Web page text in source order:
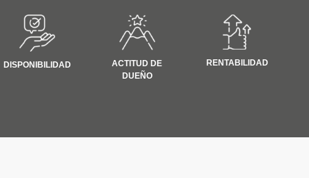
DISPONIBILIDAD
ACTITUD DE
DUEÑO
RENTABILIDAD